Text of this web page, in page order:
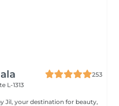
253
L-1313
Jil, your destination for beauty,